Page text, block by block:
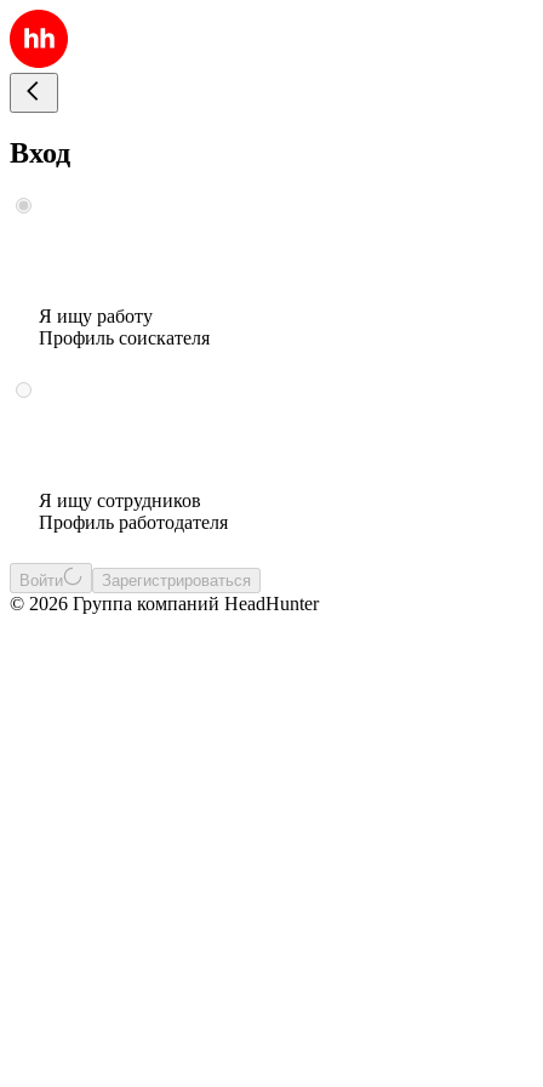
Вход
Я ищу работу
Профиль соискателя
Я ищу сотрудников
Профиль работодателя
Войти Зарегистрироваться
© 2026 Группа компаний HeadHunter